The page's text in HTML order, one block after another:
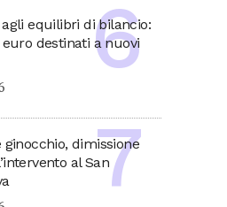
equilibri di bilancio:
destinati a nuovi
ginocchio, dimissione
al San